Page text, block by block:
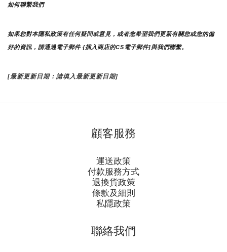
如何聯繫我們
如果您對本隱私政策有任何疑問或意見，或者您希望我們更新有關您或您的偏
好的資訊，請通過電子郵件 {插入商店的CS電子郵件]與我們聯繫。
[最新更新日期：請填入最新更新日期]
顧客服務
運送政策
付款服務方式
退換貨政策
條款及細則
私隱政策
聯絡我們